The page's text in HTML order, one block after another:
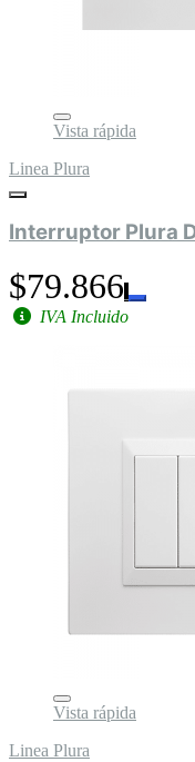
Vista rápida
Linea Plura
Interruptor Plura
$79.866
IVA Incluido
Vista rápida
Linea Plura